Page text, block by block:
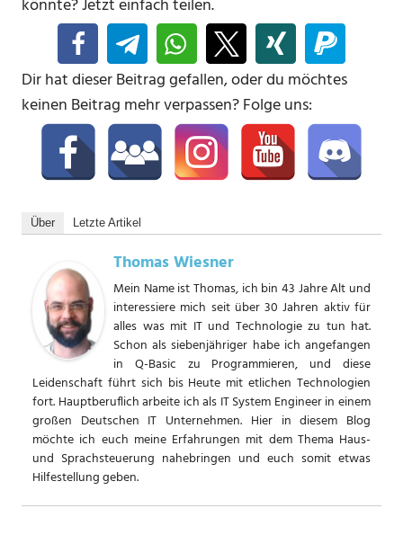
könnte? Jetzt einfach teilen.
Dir hat dieser Beitrag gefallen, oder du möchtes
keinen Beitrag mehr verpassen? Folge uns:
Über Letzte Artikel
Thomas Wiesner
Mein Name ist Thomas, ich bin 43 Jahre Alt und
interessiere mich seit über 30 Jahren aktiv für
alles was mit IT und Technologie zu tun hat.
Schon als siebenjähriger habe ich angefangen
in Q-Basic zu Programmieren, und diese
Leidenschaft führt sich bis Heute mit etlichen Technologien
fort. Hauptberuflich arbeite ich als IT System Engineer in einem
großen Deutschen IT Unternehmen. Hier in diesem Blog
möchte ich euch meine Erfahrungen mit dem Thema Haus-
und Sprachsteuerung nahebringen und euch somit etwas
Hilfestellung geben.